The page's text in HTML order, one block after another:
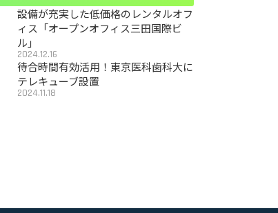
設備が充実した低価格のレンタルオフ
ィス「オープンオフィス三田国際ビ
ル」
2024.12.16
待合時間有効活用！東京医科歯科大に
テレキューブ設置
2024.11.18